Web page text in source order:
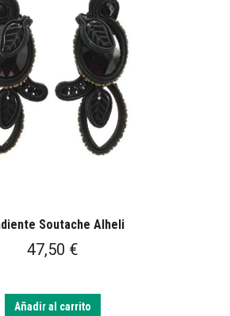
Soutache Alheli
47,50 €
Añadir al carrito